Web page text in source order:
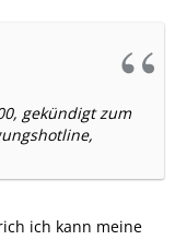
gekündigt zum
ich kann meine